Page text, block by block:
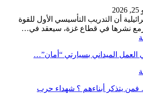
أن التدريب التأسيسي الأول للقوة
نشرها في قطاع غزة، سيعقد في…
الميداني بسيارتي “أمان”…
يتذكر أبناءهم ؟ شهداء حرب